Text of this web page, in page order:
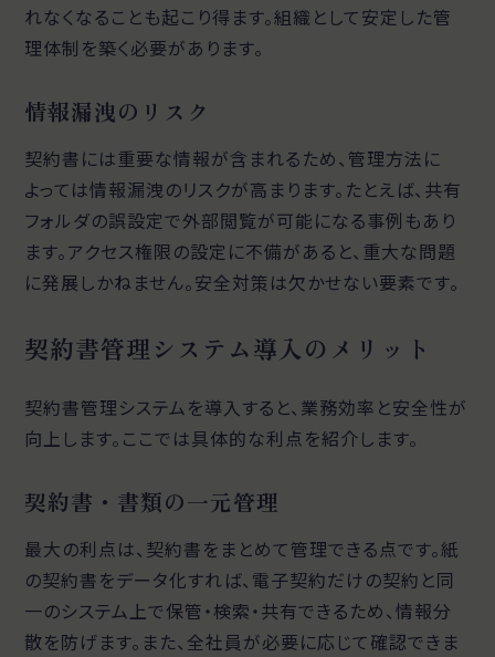
れなくなることも起こり得ます。組織として安定した管
理体制を築く必要があります。
情報漏洩のリスク
契約書には重要な情報が含まれるため、管理方法に
よっては情報漏洩のリスクが高まります。たとえば、共有
フォルダの誤設定で外部閲覧が可能になる事例もあり
ます。アクセス権限の設定に不備があると、重大な問題
に発展しかねません。安全対策は欠かせない要素です。
契約書管理システム導入のメリット
契約書管理システムを導入すると、業務効率と安全性が
向上します。ここでは具体的な利点を紹介します。
契約書・書類の一元管理
最大の利点は、契約書をまとめて管理できる点です。紙
の契約書をデータ化すれば、電子契約だけの契約と同
一のシステム上で保管・検索・共有できるため、情報分
散を防げます。また、全社員が必要に応じて確認できま